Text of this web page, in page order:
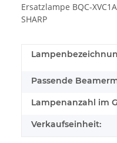
Ersatzlampe BQC-
SHARP
Passende
Lampenanzahl im
Verkaufseinheit: